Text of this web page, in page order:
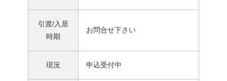
引渡/入居
時期
お問合せ下さい
現況 申込受付中